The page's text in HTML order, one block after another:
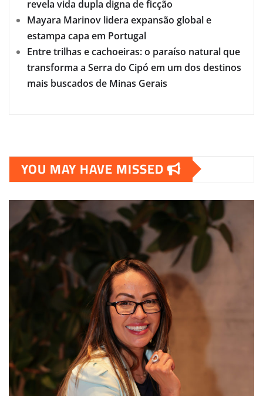
revela vida dupla digna de ficção
Mayara Marinov lidera expansão global e
estampa capa em Portugal
Entre trilhas e cachoeiras: o paraíso natural que
transforma a Serra do Cipó em um dos destinos
mais buscados de Minas Gerais
YOU MAY HAVE MISSED